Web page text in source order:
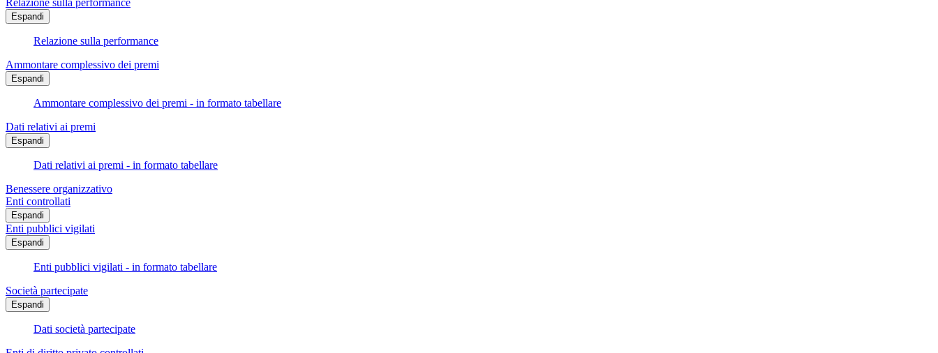
Relazione sulla performance
Espandi
Relazione sulla performance
Ammontare complessivo dei premi
Espandi
Ammontare complessivo dei premi - in formato tabellare
Dati relativi ai premi
Espandi
Dati relativi ai premi - in formato tabellare
Benessere organizzativo
Enti controllati
Espandi
Enti pubblici vigilati
Espandi
Enti pubblici vigilati - in formato tabellare
Società partecipate
Espandi
Dati società partecipate